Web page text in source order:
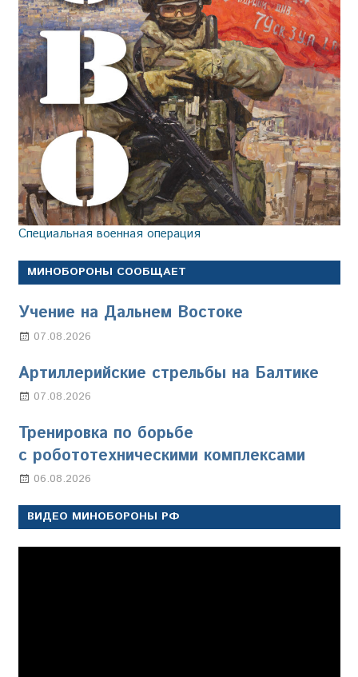
Специальная военная операция
МИНОБОРОНЫ СООБЩАЕТ
Учение на Дальнем Востоке
07.08.2026
Артиллерийские стрельбы на Балтике
07.08.2026
Тренировка по борьбе
с робототехническими комплексами
06.08.2026
ВИДЕО МИНОБОРОНЫ РФ